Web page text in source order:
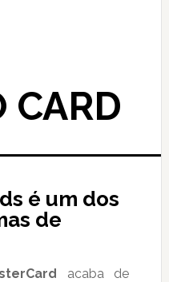
CARD
é um dos
de
acaba de